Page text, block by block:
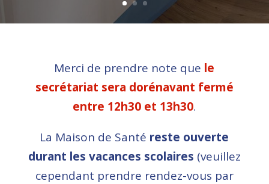
Merci de prendre note que le
secrétariat sera dorénavant fermé
entre 12h30 et 13h30.
La Maison de Santé reste ouverte
durant les vacances scolaires (veuillez
cependant prendre rendez-vous par